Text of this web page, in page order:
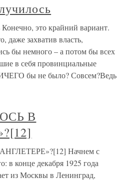
это крайний вариант.
даже захватив власть,
бы немного – а потом бы всех
в себя провинциальные
бы не было? Совсем?Ведь
В
Начнем с
в конце декабря 1925 года
из Москвы в Ленинград,